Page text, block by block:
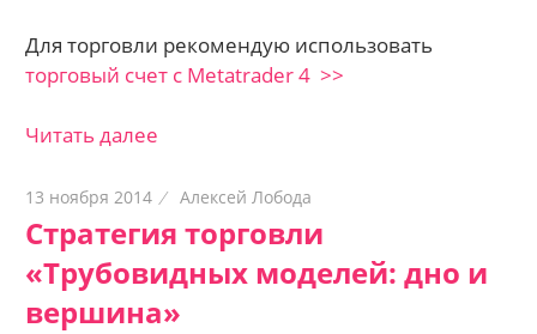
Для торговли рекомендую использовать
торговый счет с Metatrader 4 >>
Читать далее
13 ноября 2014 Алексей Лобода
Стратегия торговли
«Трубовидных моделей: дно и
вершина»